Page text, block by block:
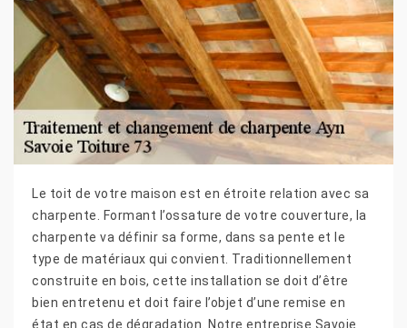
Le toit de votre maison est en étroite relation avec sa
charpente. Formant l’ossature de votre couverture, la
charpente va définir sa forme, dans sa pente et le
type de matériaux qui convient. Traditionnellement
construite en bois, cette installation se doit d’être
bien entretenu et doit faire l’objet d’une remise en
état en cas de dégradation. Notre entreprise Savoie